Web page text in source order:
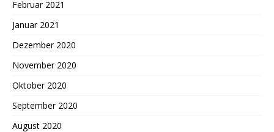
Februar 2021
Januar 2021
Dezember 2020
November 2020
Oktober 2020
September 2020
August 2020